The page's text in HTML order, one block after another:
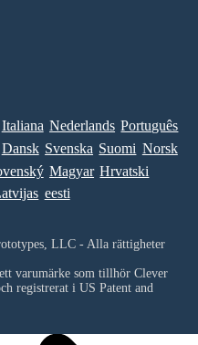
Italiana Nederlands Português
Dansk Svenska Suomi Norsk
Magyar Hrvatski
eesti
LLC - Alla rättigheter
varumärke som tillhör Clever
registrerat i US Patent and